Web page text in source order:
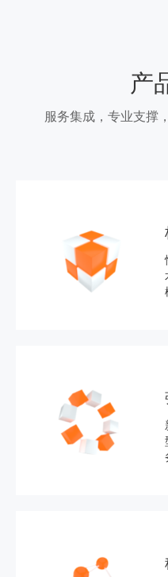
产
服务集成，专业支撑